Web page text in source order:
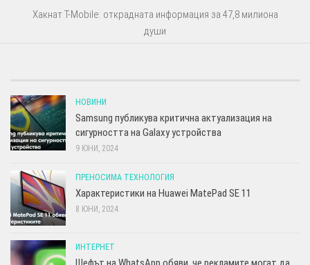
Хакнат T-Mobile: открадната информация за 47,8 милиона
души
НОВИНИ
Samsung публикува критична актуализация на
сигурността на Galaxy устройства
9 ЮНИ, 2024
ПРЕНОСИМА ТЕХНОЛОГИЯ
Характеристики на Huawei MatePad SE 11
8 ЮНИ, 2024
ИНТЕРНЕТ